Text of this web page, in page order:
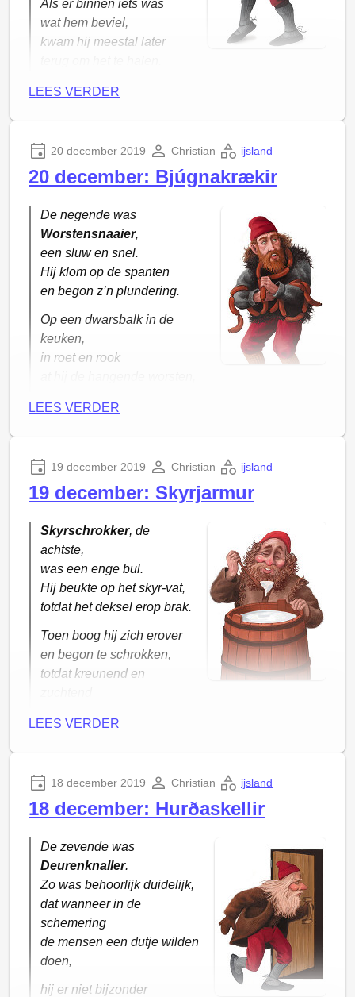
Morgen nog meer video’s!
Als er binnen iets was
wat hem beviel,
kwam hij meestal later
LEES VERDER
20 december 2019 Christian ijsland
20 december: Bjúgnakrækir
De negende was
Worstensnaaier,
een sluw en snel.
Hij klom op de spanten
en begon z’n plundering.
Op een dwarsbalk in de
keuken,
in roet en rook
LEES VERDER
19 december 2019 Christian ijsland
19 december: Skyrjarmur
Skyrschrokker, de
achtste,
was een enge bul.
Hij beukte op het skyr-vat,
totdat het deksel erop brak.
Toen boog hij zich erover
en begon te schrokken,
totdat kreunend en
LEES VERDER
18 december 2019 Christian ijsland
18 december: Hurðaskellir
De zevende was
Deurenknaller.
Zo was behoorlijk duidelijk,
dat wanneer in de
schemering
de mensen een dutje wilden
doen,
hij er niet bijzonder